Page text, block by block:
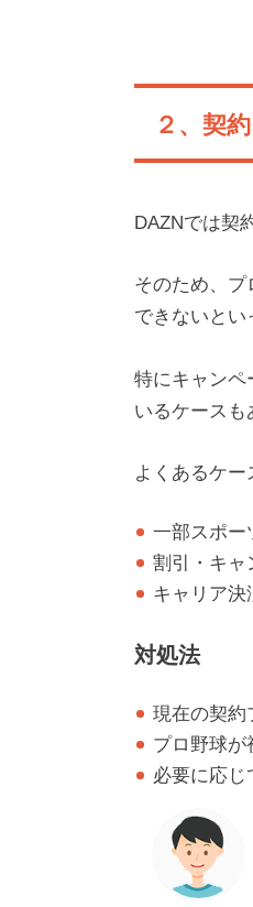
２、契
DAZNでは契
そのため、
できないと
特にキャンペ
いるケースも
よくあるケー
一部スポー
割引・キャ
キャリア決
対処法
現在の契約
プロ野球が
必要に応じ